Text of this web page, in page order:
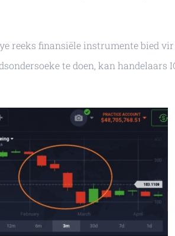
reeks finansiële instrumente bied vir
te doen, kan handelaars